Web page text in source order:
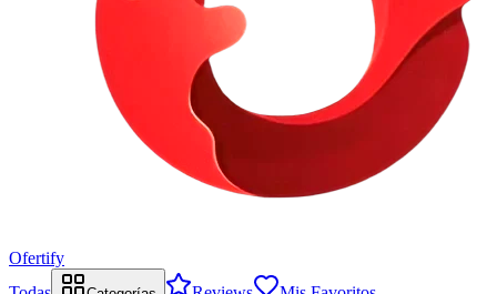
Ofertify